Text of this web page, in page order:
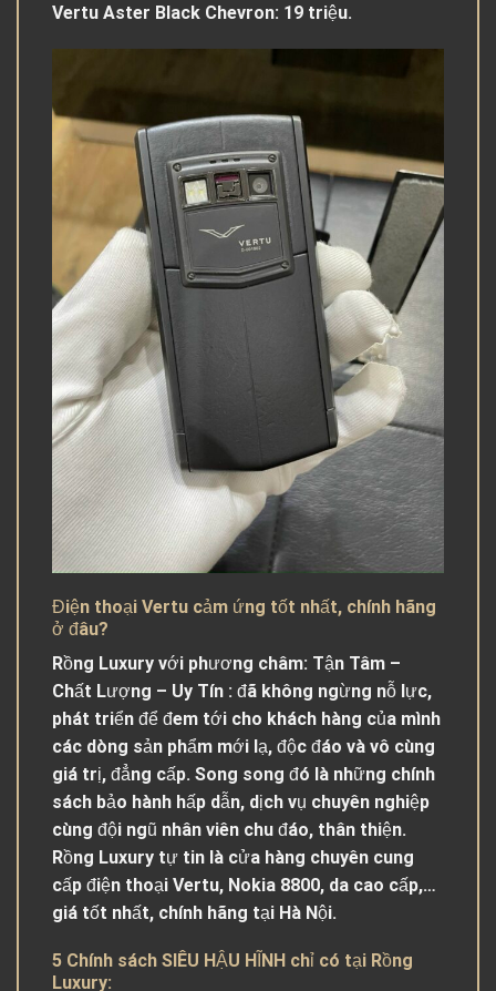
Vertu Aster Black Chevron: 19 triệu.
Điện thoại Vertu cảm ứng tốt nhất, chính hãng
ở đâu?
Rồng Luxury với phương châm: Tận Tâm –
Chất Lượng – Uy Tín : đã không ngừng nỗ lực,
phát triển để đem tới cho khách hàng của mình
các dòng sản phẩm mới lạ, độc đáo và vô cùng
giá trị, đẳng cấp. Song song đó là những chính
sách bảo hành hấp dẫn, dịch vụ chuyên nghiệp
cùng đội ngũ nhân viên chu đáo, thân thiện.
Rồng Luxury tự tin là cửa hàng chuyên cung
cấp điện thoại Vertu, Nokia 8800, da cao cấp,…
giá tốt nhất, chính hãng tại Hà Nội.
5 Chính sách SIÊU HẬU HĨNH chỉ có tại Rồng
Luxury: